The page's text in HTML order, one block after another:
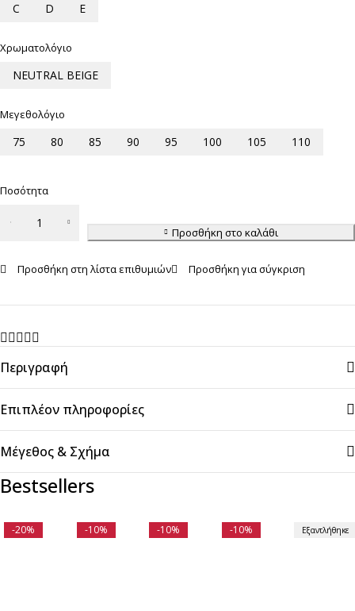
C D E
Χρωματολόγιο
NEUTRAL BEIGE
Μεγεθολόγιο
75 80 85 90 95 100 105 110
Ποσότητα
N -
BEIGE
Προσθήκη στο καλάθι
Προσθήκη στη λίστα επιθυμιών Προσθήκη για σύγκριση
Περιγραφή
Επιπλέον πληροφορίες
Μέγεθος & Σχήμα
Bestsellers
-20% -10% -10% -10% Εξαντλήθηκε